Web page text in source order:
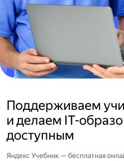
Поддерживаем
и делаем IT-
доступным
Яндекс Учебник — бесплатная